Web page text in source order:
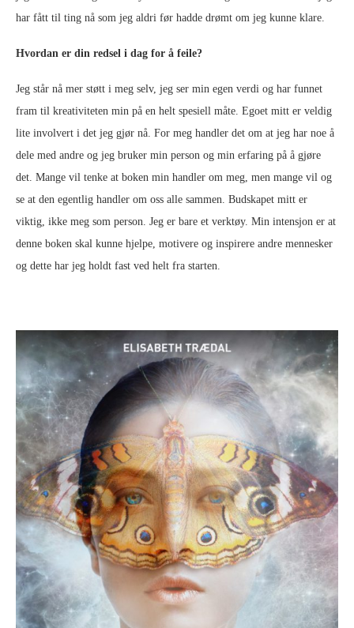
har fått til ting nå som jeg aldri før hadde drømt om jeg kunne klare.
Hvordan er din redsel i dag for å feile?
Jeg står nå mer støtt i meg selv, jeg ser min egen verdi og har funnet
fram til kreativiteten min på en helt spesiell måte. Egoet mitt er veldig
lite involvert i det jeg gjør nå. For meg handler det om at jeg har noe å
dele med andre og jeg bruker min person og min erfaring på å gjøre
det. Mange vil tenke at boken min handler om meg, men mange vil og
se at den egentlig handler om oss alle sammen. Budskapet mitt er
viktig, ikke meg som person. Jeg er bare et verktøy. Min intensjon er at
denne boken skal kunne hjelpe, motivere og inspirere andre mennesker
og dette har jeg holdt fast ved helt fra starten.